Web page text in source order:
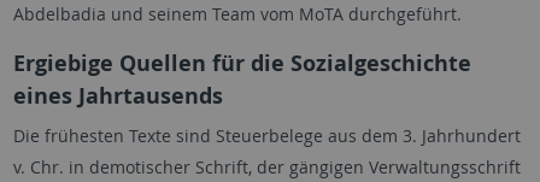
Abdelbadia und seinem Team vom MoTA durchgeführt.
Ergiebige Quellen für die Sozialgeschichte
eines Jahrtausends
Die frühesten Texte sind Steuerbelege aus dem 3. Jahrhundert
v. Chr. in demotischer Schrift, der gängigen Verwaltungsschrift